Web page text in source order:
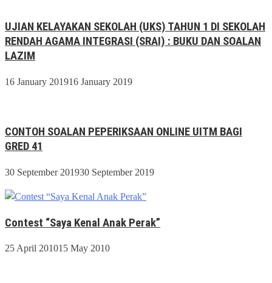
UJIAN KELAYAKAN SEKOLAH (UKS) TAHUN 1 DI SEKOLAH
RENDAH AGAMA INTEGRASI (SRAI) : BUKU DAN SOALAN
LAZIM
16 January 201916 January 2019
CONTOH SOALAN PEPERIKSAAN ONLINE UITM BAGI
GRED 41
30 September 201930 September 2019
Contest “Saya Kenal Anak Perak”
25 April 201015 May 2010